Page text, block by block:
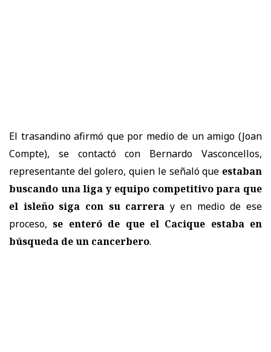
El trasandino afirmó que por medio de un amigo (Joan
Compte), se contactó con Bernardo Vasconcellos,
representante del golero, quien le señaló que estaban
buscando una liga y equipo competitivo para que
el isleño siga con su carrera y en medio de ese
proceso,se enteró de que el Cacique estaba en
búsqueda de un cancerbero.